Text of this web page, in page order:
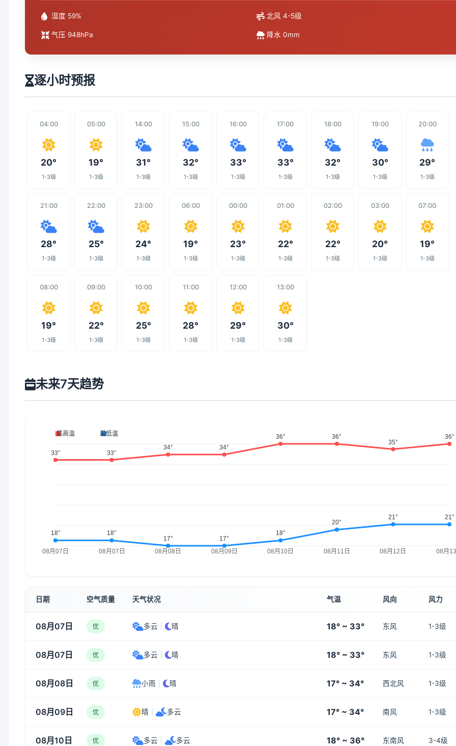
湿度 59% 北风 4-5级
气压 948hPa 降水 0mm
逐小时预报
04:00
20°
1-3级
05:00
19°
1-3级
14:00
31°
1-3级
15:00
32°
1-3级
16:00
33°
1-3级
17:00
33°
1-3级
18:00
32°
1-3级
19:00
30°
1-3级
20:00
29°
1-3级
21:00
28°
1-3级
22:00
25°
1-3级
23:00
24°
1-3级
06:00
19°
1-3级
00:00
23°
1-3级
01:00
22°
1-3级
02:00
22°
1-3级
03:00
20°
1-3级
07:00
19°
1-3级
08:00
19°
1-3级
09:00
22°
1-3级
10:00
25°
1-3级
11:00
28°
1-3级
12:00
29°
1-3级
13:00
30°
1-3级
未来7天趋势
日期 空气质量 天气状况 气温 风向 风力
08月07日 优 多云 晴 18° ~ 33° 东风 1-3级
08月07日 优 多云 晴 18° ~ 33° 东风 1-3级
08月08日 优 小雨 晴 17° ~ 34° 西北风 1-3级
08月09日 优 晴 多云 17° ~ 34° 南风 1-3级
08月10日 优 多云 多云 18° ~ 36° 东南风 3-4级